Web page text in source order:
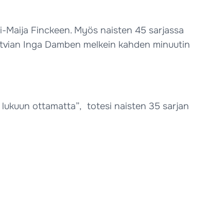
Finckeen. Myös naisten 45 sarjassa
Inga Damben melkein kahden minuutin
ottamatta”, totesi naisten 35 sarjan